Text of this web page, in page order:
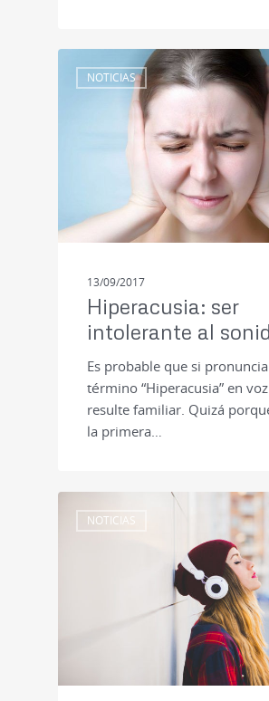
NOTICIAS
13/09/2017
Hiperacusia: ser
intolerante al
Es probable que si
término “Hiperacusia” en
resulte familiar. Quizá
la primera…
NOTICIAS